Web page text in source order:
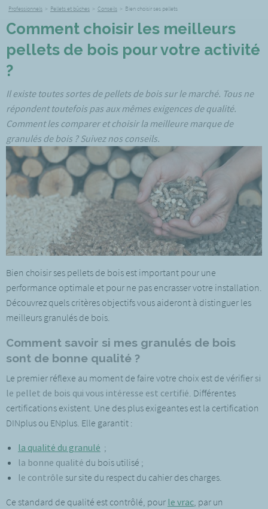
Professionnels > Pellets et bûches > Conseils > Bien choisir ses pellets
Comment choisir les meilleurs
pellets de bois pour votre activité
?
Il existe toutes sortes de pellets de bois sur le marché. Tous ne
répondent toutefois pas aux mêmes exigences de qualité.
Comment les comparer et choisir la meilleure marque de
granulés de bois ? Suivez nos conseils.
Bien choisir ses pellets de bois est important pour une
performance optimale et pour ne pas encrasser votre installation.
Découvrez quels critères objectifs vous aideront à distinguer les
meilleurs granulés de bois.
Comment savoir si mes granulés de bois
sont de bonne qualité ?
Le premier réflexe au moment de faire votre choix est de vérifier si
le pellet de bois qui vous intéresse est certifié. Différentes
certifications existent. Une des plus exigeantes est la certification
DINplus ou ENplus. Elle garantit :
la qualité du granulé ;
la bonne qualité du bois utilisé ;
le contrôle sur site du respect du cahier des charges.
Ce standard de qualité est contrôlé, pour le vrac, par un